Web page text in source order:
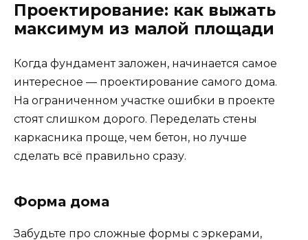
Проектирование: как выжать
максимум из малой площади
Когда фундамент заложен, начинается самое
интересное — проектирование самого дома.
На ограниченном участке ошибки в проекте
стоят слишком дорого. Переделать стены
каркасника проще, чем бетон, но лучше
сделать всё правильно сразу.
Форма дома
Забудьте про сложные формы с эркерами,